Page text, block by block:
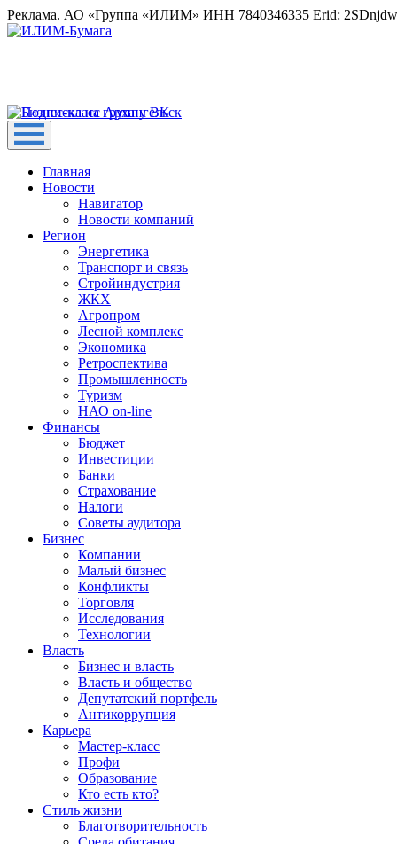
Реклама. АО «Группа «ИЛИМ» ИНН 7840346335 Erid:
Главная
Новости
Навигатор
Новости компаний
Регион
Энергетика
Транспорт и связь
Стройиндустрия
ЖКХ
Агропром
Лесной комплекс
Экономика
Ретроспектива
Промышленность
Туризм
НАО on-line
Финансы
Бюджет
Инвестиции
Банки
Страхование
Налоги
Советы аудитора
Бизнес
Компании
Малый бизнес
Конфликты
Торговля
Исследования
Технологии
Власть
Бизнес и власть
Власть и общество
Депутатский портфель
Антикоррупция
Карьера
Мастер-класс
Профи
Образование
Кто есть кто?
Стиль жизни
Благотворительность